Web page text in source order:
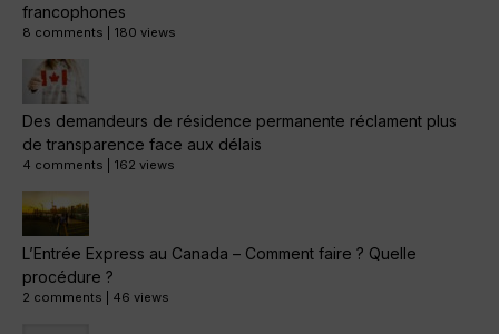
francophones
8 comments 180 views
Des demandeurs de résidence permanente réclament plus
de transparence face aux délais
4 comments 162 views
L’Entrée Express au Canada – Comment faire ? Quelle
procédure ?
2 comments 46 views